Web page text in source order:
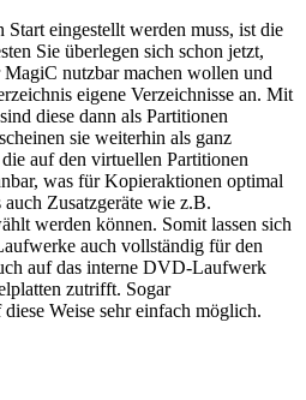
eingestellt werden muss, ist die
Sie überlegen sich schon jetzt,
nutzbar machen wollen und
eigene Verzeichnisse an. Mit
diese dann als Partitionen
sie weiterhin als ganz
auf den virtuellen Partitionen
was für Kopieraktionen optimal
Zusatzgeräte wie z.B.
werden können. Somit lassen sich
auch vollständig für den
auf das interne DVD-Laufwerk
zutrifft. Sogar
Weise sehr einfach möglich.